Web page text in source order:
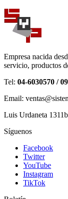
Empresa nacida
servicio, productos
Tel: 04-6030570 /
Email:
Luis Urdaneta
Síguenos
Facebook
Twitter
YouTube
Instagram
TikTok